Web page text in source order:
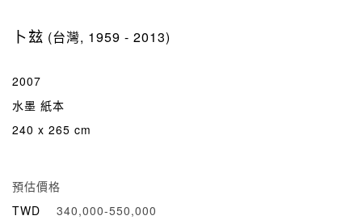
卜玆 (台灣, 1959 - 2013)
2007
水墨 紙本
240 x 265 cm
預估價格
TWD
340,000-550,000